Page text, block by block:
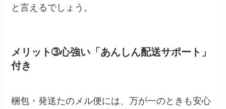
と言えるでしょう。
メリット➂心強い「あんしん配送サポート」
付き
梱包・発送たのメル便には、万が一のときも安心